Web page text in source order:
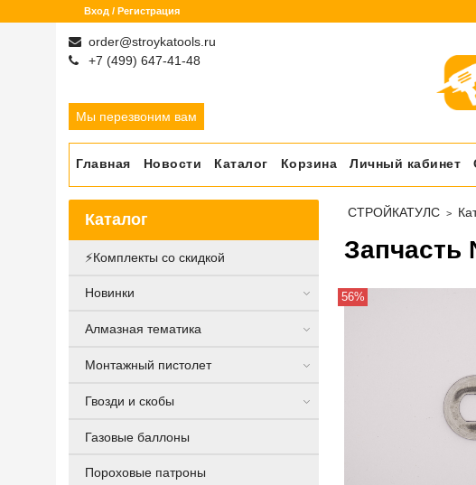
Вход / Регистрация
order@stroykatools.ru
+7 (499) 647-41-48
Мы перезвоним вам
Главная Новости Каталог Корзина Личный кабинет
СТРОЙКАТУЛС
Запчасть
56%
Каталог
⚡️Комплекты со скидкой
Новинки
Алмазная тематика
Монтажный пистолет
Гвозди и скобы
Газовые баллоны
Пороховые патроны